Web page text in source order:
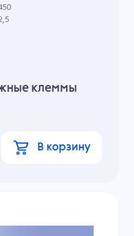
клеммы
В корзину